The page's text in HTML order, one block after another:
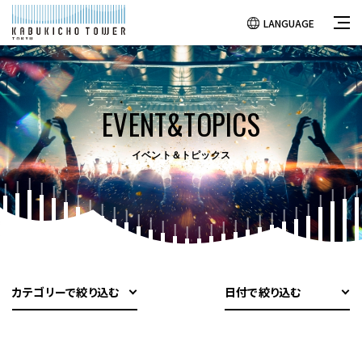
LANGUAGE
EVENT&TOPICS
イベント＆トピックス
カテゴリーで絞り込む 日付で絞り込む